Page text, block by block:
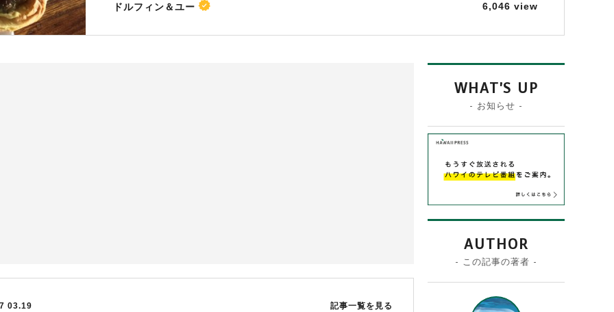
ドルフィン＆ユー 6,046
03.19
記事一覧を見る
WHAT'S UP
- お知らせ -
AUTHOR
- この記事の著者 -